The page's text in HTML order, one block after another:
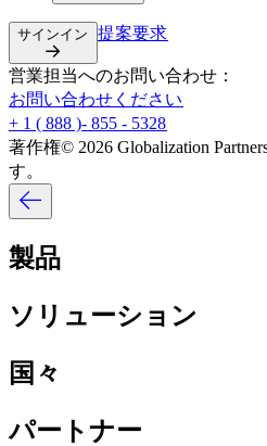
サインイン​​ 提案要求​​
営業担当へのお問い合わせ：​​
お問い合わせください​​
+ 1 ( 888 )- 855 - 5328​​
著作権© 2026 Globalization
す。​​
製品​​
ソリューション​​
国々​​
パートナー​​